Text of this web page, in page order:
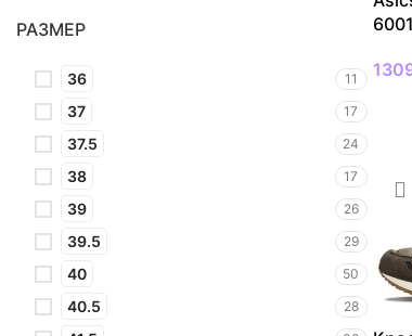
РАЗМЕР
36 11
37 17
37.5 24
38 17
39 26
39.5 29
40 50
40.5 28